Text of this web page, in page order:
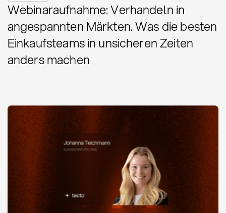
Webinaraufnahme: Verhandeln in
angespannten Märkten. Was die besten
Einkaufsteams in unsicheren Zeiten
anders machen